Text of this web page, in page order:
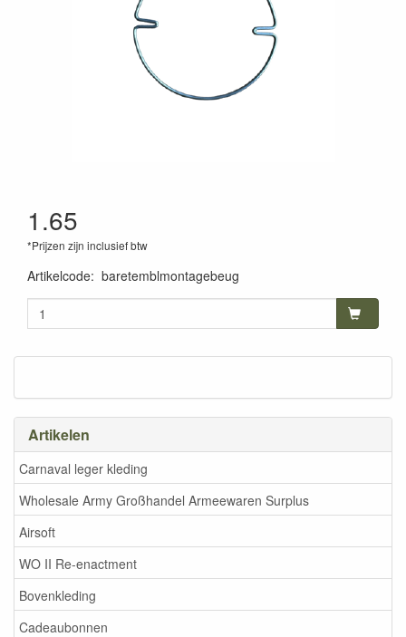
Artikelen
Carnaval leger kleding
Wholesale Army Großhandel Armeewaren Surplus
Airsoft
WO II Re-enactment
Bovenkleding
Cadeaubonnen
1.65
*Prijzen zijn inclusief btw
Artikelcode: baretemblmontagebeug